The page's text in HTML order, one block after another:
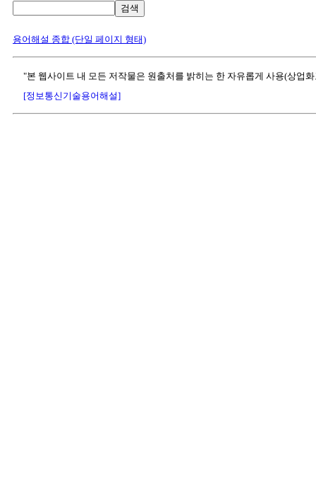
검색
용어해설 종합 (단일 페이지 형태)
"본 웹사이트 내 모든 저작물은 원출처를 밝히는 한 자유롭게 사용(상업
[정보통신기술용어해설]